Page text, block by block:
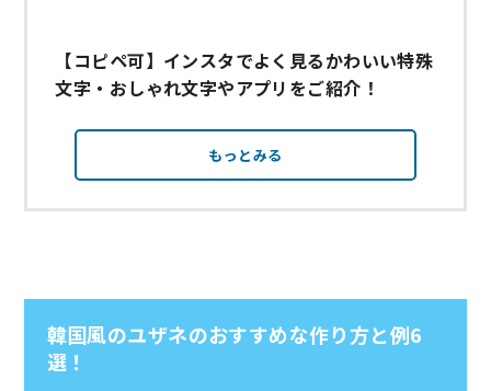
【コピペ可】インスタでよく見るかわいい特殊
文字・おしゃれ文字やアプリをご紹介！
もっとみる
韓国風のユザネのおすすめな作り方と例6
選！